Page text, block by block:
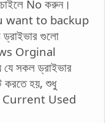
No করুন।
want to backup
গুলো
Orginal
সকল ড্রাইভার
করতে হয়, শুধু
Current Used